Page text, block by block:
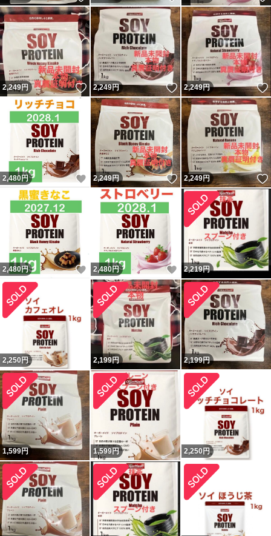
2,249円 いいね！
2,249円 いいね！
2,249円
2,480円 いいね！
2,249円 いいね！
2,249円
2,480円 いいね！
2,480円 いいね！
2,219円
2,250 円 2,199円 2,199円
1,599円 1,599円 2,250 円